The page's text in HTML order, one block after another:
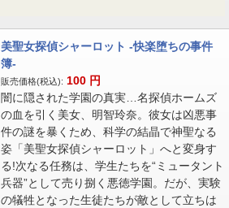
美聖女探偵シャーロット -快楽堕ちの事件
簿-
販売価格(税込): 100 円
闇に隠された学園の真実…名探偵ホームズ
の血を引く美女、明智玲奈。彼女は凶悪事
件の謎を暴くため、科学の結晶で神聖なる
姿「美聖女探偵シャーロット」へと変身す
る!次なる任務は、学生たちを“ミュータント
兵器”として売り捌く悪徳学園。だが、実験
の犠牲となった生徒たちが敵として立ちは